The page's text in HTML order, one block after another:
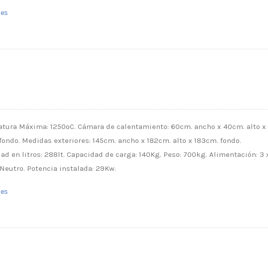
Máxima: 1250ºC. Cámara de calentamiento: 60cm. ancho x 40cm. alto x
Medidas exteriores: 145cm. ancho x 182cm. alto x 183cm. fondo.
en litros: 288lt. Capacidad de carga: 140Kg. Peso: 700kg. Alimentación: 3
Potencia instalada: 29Kw.